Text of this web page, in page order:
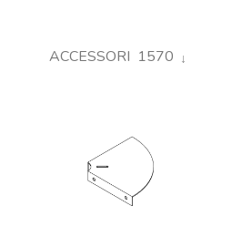
ACCESSORI 1570